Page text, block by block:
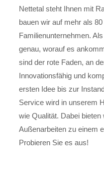
Nettetal steht Ihnen mit
bauen wir auf mehr als
Familienunternehmen.
genau, worauf es
sind der rote Faden, an
Innovationsfähig und
ersten Idee bis zur
Service wird in unserem
wie Qualität. Dabei
Außenarbeiten zu einem
Probieren Sie es aus!